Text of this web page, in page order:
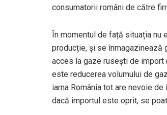
consumatorii români de către
În momentul de față situația nu
producție, și se înmagazinează
acces la gaze rusești de import
este reducerea volumului de
iarna România tot are nevoie
dacă importul este oprit, se